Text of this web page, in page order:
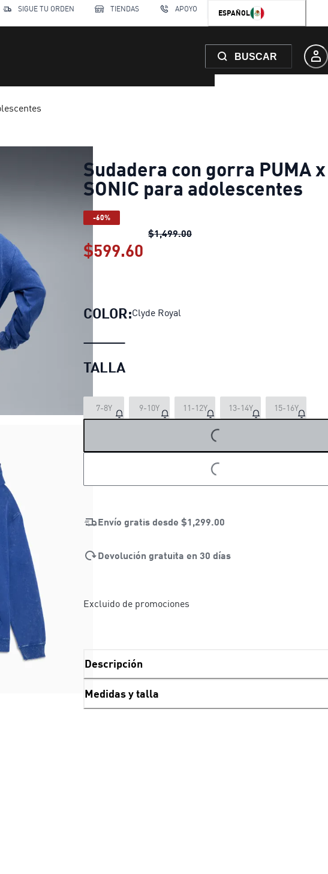
SIGUE TU ORDEN TIENDAS APOYO ESPAÑOL
BUSCAR
Sudadera con gorra PUMA x
SONIC para adolescentes
-60%
$1,499.00Sudadera con gorra PUMA x
$599.60
COLOR:Clyde Royal
TALLA
7-8Y 9-10Y 11-12Y 13-14Y 15-16Y
LOADING...
LOADING...
Envío gratis desde $1,299.00
Devolución gratuita en 30 días
Excluido de promociones
Descripción
Medidas y talla